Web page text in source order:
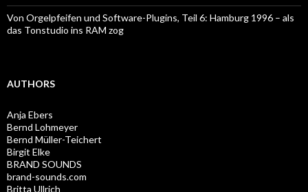
Von Orgelpfeifen und Software-Plugins, Teil 6: Hamburg 1996 – als
das Tonstudio ins RAM zog
AUTHORS
Anja Ebers
Bernd Lohmeyer
Bernd Müller-Teichert
Birgit Elke
BRAND SOUNDS
brand-sounds.com
Britta Ullrich